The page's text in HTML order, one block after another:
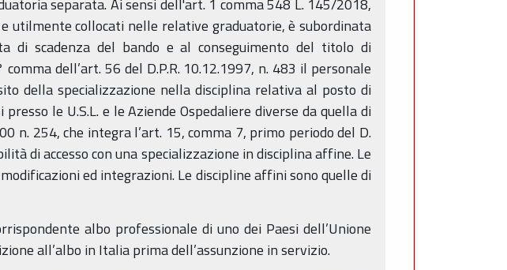
separata. Ai sensi dell'art. 1 comma 548 L. 145/2018,
utilmente collocati nelle relative graduatorie, è subordinata
di scadenza del bando e al conseguimento del titolo di
dell’art. 56 del D.P.R. 10.12.1997, n. 483 il personale
della specializzazione nella disciplina relativa al posto di
le U.S.L. e le Aziende Ospedaliere diverse da quella di
n. 254, che integra l’art. 15, comma 7, primo periodo del D.
di accesso con una specializzazione in disciplina affine. Le
ed integrazioni. Le discipline affini sono quelle di
albo professionale di uno dei Paesi dell’Unione
all’albo in Italia prima dell’assunzione in servizio.